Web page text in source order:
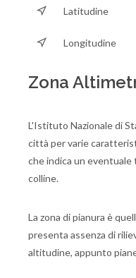
Latitudine
Longitudine
Zona
L'Istituto Nazionale di
città per varie
che indica un eventuale
colline.
La zona di pianura è
presenta assenza di
altitudine, appunto